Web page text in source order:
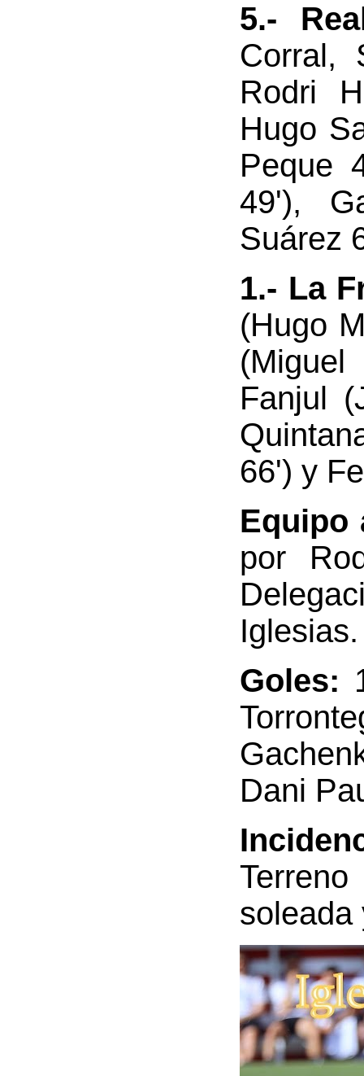
5.-
Corral,
Rodri
Hugo
Peque
49'),
Suárez
1.- La
(Hugo
Fanjul
66') y
por
Iglesias.
Goles:
Dani
soleada